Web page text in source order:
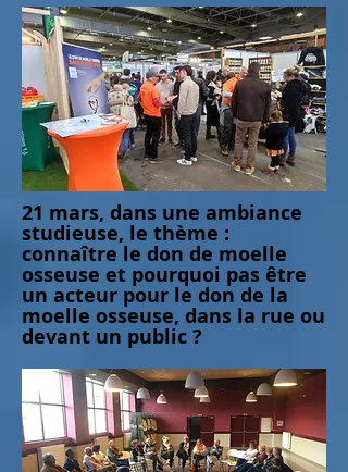
21 mars, dans une ambiance
studieuse, le thème :
connaître le don de moelle
osseuse et pourquoi pas être
un acteur pour le don de la
moelle osseuse, dans la rue ou
devant un public ?